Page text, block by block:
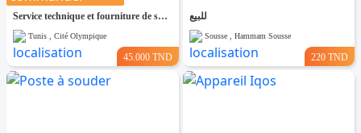
Service technique et fourniture de solutions spécialisées
Tunis , Cité Olympique
45.000 TND
للبيع
Sousse , Hammam Sousse
220 TND